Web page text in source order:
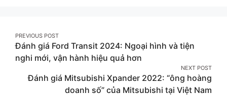
Post
navigation
PREVIOUS POST
Đánh giá Ford Transit 2024: Ngoại hình và tiện
nghi mới, vận hành hiệu quả hơn
NEXT POST
Đánh giá Mitsubishi Xpander 2022: “ông hoàng
doanh số” của Mitsubishi tại Việt Nam